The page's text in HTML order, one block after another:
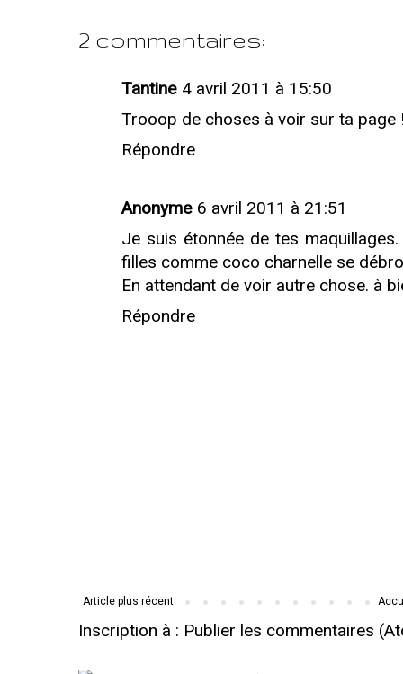
2 commentaires:
Tantine 4 avril 2011 à 15:50
Trooop de choses à voir sur ta page
Répondre
Anonyme 6 avril 2011 à 21:51
Je suis étonnée de tes
filles comme coco charnelle se
En attendant de voir autre chose. à
Répondre
Article plus récent
Inscription à : Publier les commentaires